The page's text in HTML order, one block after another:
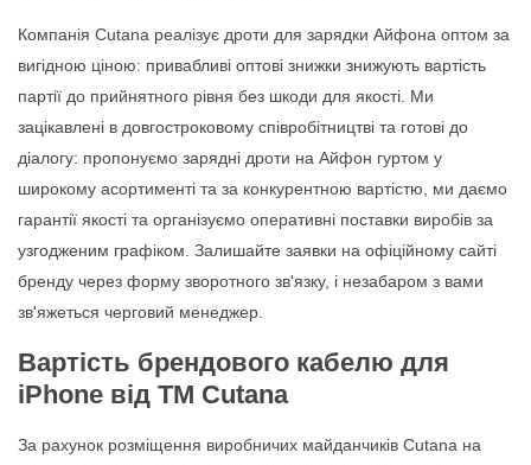
Компанія Cutana реалізує дроти для зарядки Айфона оптом за
вигідною ціною: привабливі оптові знижки знижують вартість
партії до прийнятного рівня без шкоди для якості. Ми
зацікавлені в довгостроковому співробітництві та готові до
діалогу: пропонуємо зарядні дроти на Айфон гуртом у
широкому асортименті та за конкурентною вартістю, ми даємо
гарантії якості та організуємо оперативні поставки виробів за
узгодженим графіком. Залишайте заявки на офіційному сайті
бренду через форму зворотного зв'язку, і незабаром з вами
зв'яжеться черговий менеджер.
Вартість брендового кабелю для
iPhone від ТМ Cutana
За рахунок розміщення виробничих майданчиків Cutana на